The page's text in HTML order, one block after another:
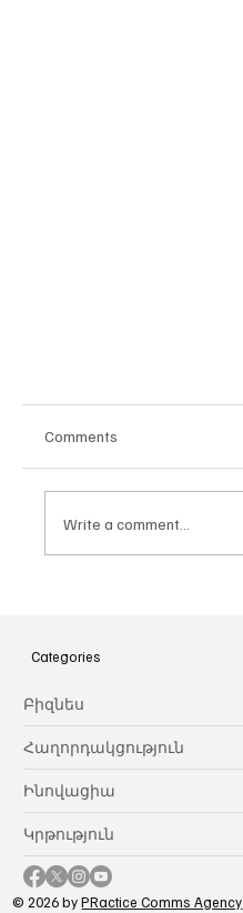
նվիրում որոշում
Comments
Write a comment...
Categories
Բիզնես
Հաղորդակցություն
Ինովացիա
Կրթություն
© 2026 byPRactice Comms Agency